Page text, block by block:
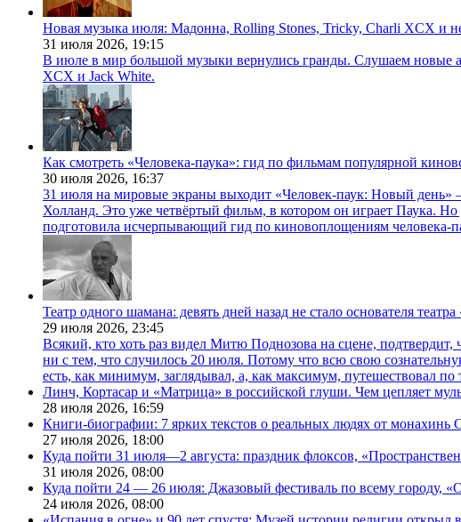
Новая музыка июля: Мадонна, Rolling Stones, Tricky, Charli XCX и
31 июля 2026, 19:15
В июле в мир большой музыки вернулись гранды. Слушаем новые
XCX и Jack White.
Как смотреть «Человека-паука»: гид по фильмам популярной
30 июля 2026, 16:37
31 июля на мировые экраны выходит «Человек-паук: Новый
Холланд. Это уже четвёртый фильм, в котором он играет Паука.
подготовила исчерпывающий гид по киновоплощениям человека-
Театр одного шамана: девять дней назад не стало основателя
29 июля 2026, 23:45
Всякий, кто хоть раз видел Митю Поднозова на сцене,
ни с тем, что случилось 20 июля. Потому что всю свою
есть, как минимум, заглядывал, а, как максимум, путешествовал по
Линч, Кортасар и «Матрица» в российской глуши. Чем цепляет
28 июля 2026, 16:59
Книги-биографии: 7 ярких текстов о реальных людях от монахинь
27 июля 2026, 18:00
Куда пойти 31 июля—2 августа: праздник флоксов,
31 июля 2026, 08:00
Куда пойти 24 — 26 июля: Джазовый фестиваль по всему городу,
24 июля 2026, 08:00